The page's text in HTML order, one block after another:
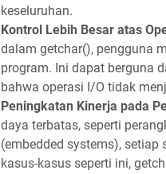
keseluruhan.
Kontrol Lebih Besar atas
dalam getchar(), pengguna
program. Ini dapat berguna
bahwa operasi I/O tidak
Peningkatan Kinerja pada
daya terbatas, seperti
(embedded systems), setiap
kasus-kasus seperti ini,